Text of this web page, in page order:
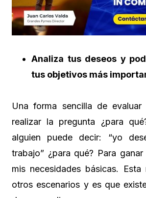
Analiza tus deseos y
tus objetivos más
Una forma sencilla de
realizar la pregunta ¿para
alguien puede decir: “yo
trabajo” ¿para qué? Para
mis necesidades básicas. Esta
otros escenarios y es que